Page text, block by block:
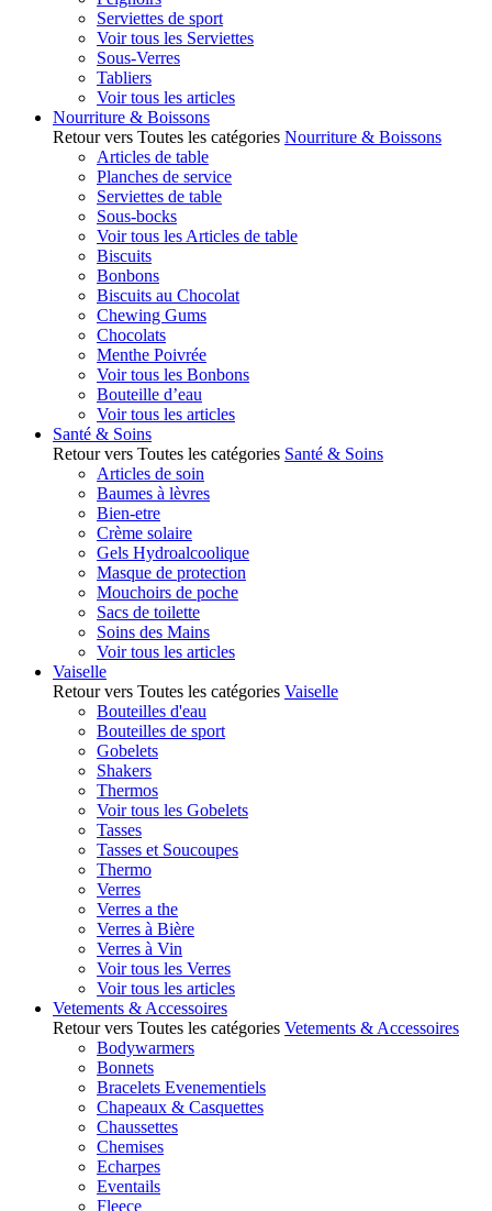
Serviettes de sport
Voir tous les Serviettes
Sous-Verres
Tabliers
Voir tous les articles
Nourriture & Boissons
Retour vers Toutes les catégories Nourriture & Boissons
Articles de table
Planches de service
Serviettes de table
Sous-bocks
Voir tous les Articles de table
Biscuits
Bonbons
Biscuits au Chocolat
Chewing Gums
Chocolats
Menthe Poivrée
Voir tous les Bonbons
Bouteille d’eau
Voir tous les articles
Santé & Soins
Retour vers Toutes les catégories Santé & Soins
Articles de soin
Baumes à lèvres
Bien-etre
Crème solaire
Gels Hydroalcoolique
Masque de protection
Mouchoirs de poche
Sacs de toilette
Soins des Mains
Voir tous les articles
Vaiselle
Retour vers Toutes les catégories Vaiselle
Bouteilles d'eau
Bouteilles de sport
Gobelets
Shakers
Thermos
Voir tous les Gobelets
Tasses
Tasses et Soucoupes
Thermo
Verres
Verres a the
Verres à Bière
Verres à Vin
Voir tous les Verres
Voir tous les articles
Vetements & Accessoires
Retour vers Toutes les catégories Vetements & Accessoires
Bodywarmers
Bonnets
Bracelets Evenementiels
Chapeaux & Casquettes
Chaussettes
Chemises
Echarpes
Eventails
Fleece